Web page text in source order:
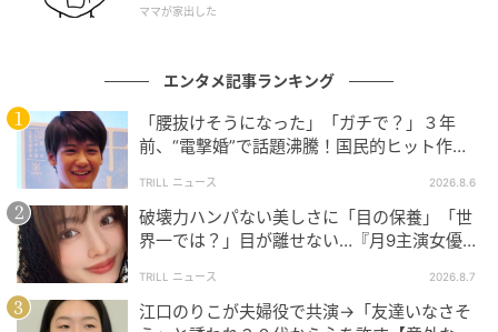
ママが家出した
エンタメ記事ランキング
「腰抜けそうになった」「ガチで？」３年
前、“電撃婚”で話題沸騰！国民的ヒット作
TRILL ニュース 2026.8.6
破壊力ハンパない美しさに「目の保養」「世
界一では？」目が離せない…『月9主演女優
TRILL ニュース 2026.8.7
江口のりこが夫婦役で共演→「友達いなさそ